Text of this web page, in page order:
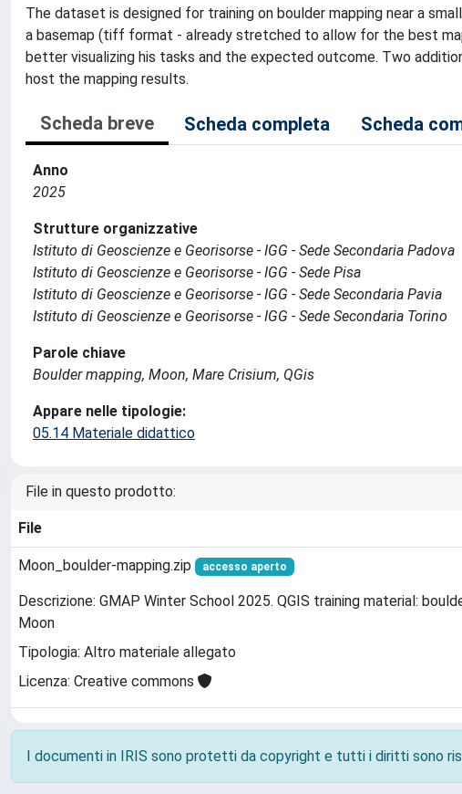
The dataset is designed for training on boulder mapping near a
a basemap (tiff format - already stretched to allow for the best
better visualizing his tasks and the expected outcome. Two
host the mapping results.
Scheda breve Scheda completa Scheda
Anno
2025
Strutture organizzative
Istituto di Geoscienze e Georisorse - IGG - Sede Secondaria Padova
Istituto di Geoscienze e Georisorse - IGG - Sede Pisa
Istituto di Geoscienze e Georisorse - IGG - Sede Secondaria Pavia
Istituto di Geoscienze e Georisorse - IGG - Sede Secondaria Torino
Parole chiave
Boulder mapping, Moon, Mare Crisium, QGis
Appare nelle tipologie:
05.14 Materiale didattico
File in questo prodotto:
File
Moon_boulder-mapping.zip accesso aperto
Descrizione: GMAP Winter School 2025. QGIS training material:
Moon
Tipologia: Altro materiale allegato
Licenza: Creative commons
I documenti in IRIS sono protetti da copyright e tutti i diritti sono